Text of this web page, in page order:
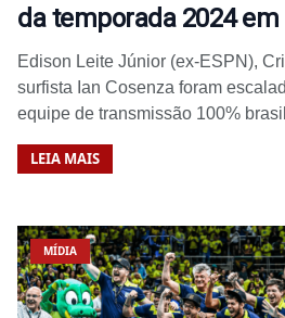
da temporada 2024
Edison Leite Júnior (ex-ESPN),
surfista Ian Cosenza foram
equipe de transmissão 100%
LEIA MAIS
MÍDIA